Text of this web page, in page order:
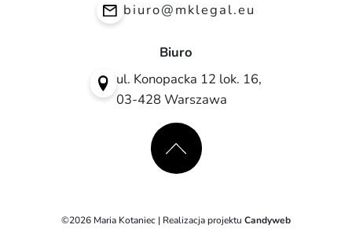
biuro@mklegal.eu
Biuro
ul. Konopacka 12 lok. 16,
03-428 Warszawa
©2026 Maria Kotaniec | Realizacja projektu Candyweb